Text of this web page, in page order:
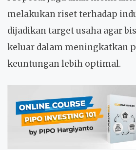
melakukan riset terhadap
dijadikan target usaha agar
keluar dalam meningkatkan
keuntungan lebih optimal.